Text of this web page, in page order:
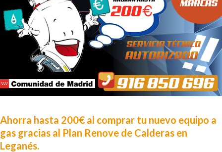
Ahorra hasta 200€ al comprar tu nuevo equipo a
gas gracias al Plan Renove de Calderas en
Leganés.